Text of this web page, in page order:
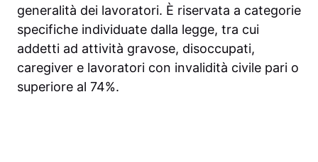
generalità dei lavoratori. È riservata a categorie
specifiche individuate dalla legge, tra cui
addetti ad attività gravose, disoccupati,
caregiver e lavoratori con invalidità civile pari o
superiore al 74%.